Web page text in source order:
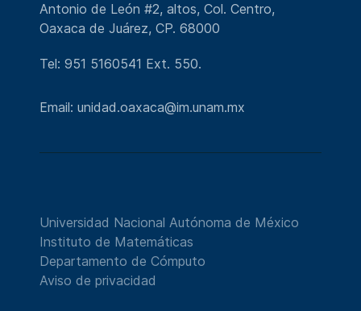
Antonio de León #2, altos, Col. Centro,
Oaxaca de Juárez, CP. 68000
Tel: 951 5160541 Ext. 550.
Email: unidad.oaxaca@im.unam.mx
Universidad Nacional Autónoma de México
Instituto de Matemáticas
Departamento de Cómputo
Aviso de privacidad